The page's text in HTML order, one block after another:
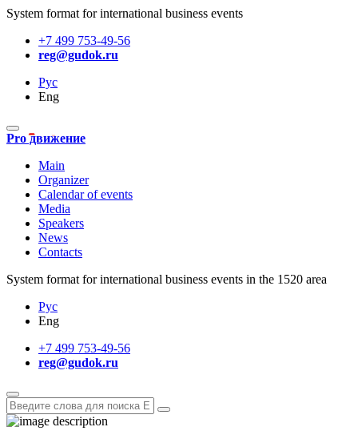
System format for international business events
+7 499 753-49-56
reg@gudok.ru
Рус
Eng
Pro движение
Main
Organizer
Calendar of events
Media
Speakers
News
Contacts
System format for international business events in the 1520 area
Рус
Eng
+7 499 753-49-56
reg@gudok.ru